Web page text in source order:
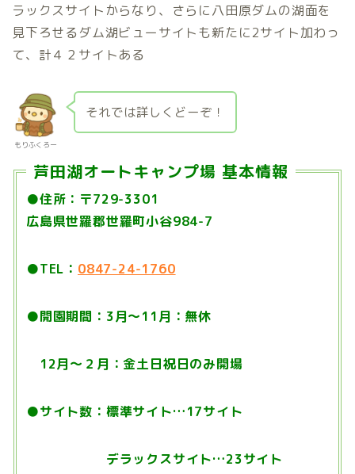
ラックスサイトからなり、さらに八田原ダムの湖面を
見下ろせるダム湖ビューサイトも新たに2サイト加わっ
て、計４２サイトある
もりふくろー
それでは詳しくどーぞ！
芦田湖オートキャンプ場 基本情報
●住所：〒729-3301
広島県世羅郡世羅町小谷984-7
●TEL： 0847-24-1760
●開園期間：3月〜11月：無休
12月〜２月：金土日祝日のみ開場
●サイト数：標準サイト…17サイト
デラックスサイト…23サイト